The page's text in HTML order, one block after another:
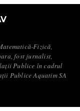
Fizică,
fost jurnalist,
Publice în cadrul
Publice Aquatim SA